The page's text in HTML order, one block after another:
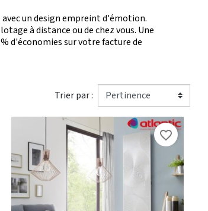
un design empreint d'émotion.
à distance ou de chez vous. Une
d'économies sur votre facture de
Trier par :
favorite_border